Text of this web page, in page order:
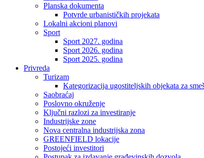
Planska dokumenta
Potvrde urbanističkih projekata
Lokalni akcioni planovi
Sport
Sport 2027. godina
Sport 2026. godina
Sport 2025. godina
Privreda
Turizam
Kategorizacija ugostiteljskih objekata za
Saobraćaj
Poslovno okruženje
Ključni razlozi za investiranje
Industrijske zone
Nova centralna industrijska zona
GREENFIELD lokacije
Postojeći investitori